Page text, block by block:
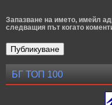
Запазване на името, имейл
следващия път когато
БГ ТОП 100